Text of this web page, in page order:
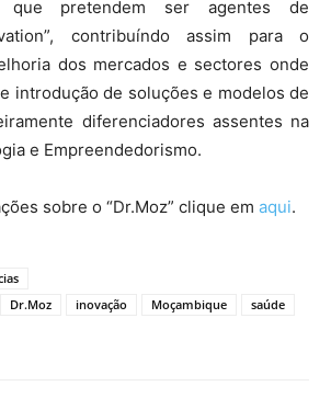
que pretendem ser agentes de
contribuíndo assim para o
dos mercados e sectores onde
introdução de soluções e modelos de
diferenciadores assentes na
e Empreendedorismo.
sobre o “Dr.Moz” clique em aqui.
Dr.Moz inovação Moçambique
saúde